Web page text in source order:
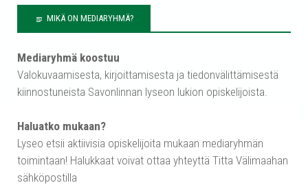
MIKÄ ON MEDIARYHMÄ?
Mediaryhmä koostuu
Valokuvaamisesta, kirjoittamisesta ja tiedonvälittämisestä
kiinnostuneista Savonlinnan lyseon lukion opiskelijoista.
Haluatko mukaan?
Lyseo etsii aktiivisia opiskelijoita mukaan mediaryhmän
toimintaan! Halukkaat voivat ottaa yhteyttä Titta Välimaahan
sähköpostilla